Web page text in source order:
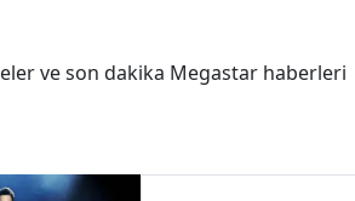
ve son dakika Megastar haberleri